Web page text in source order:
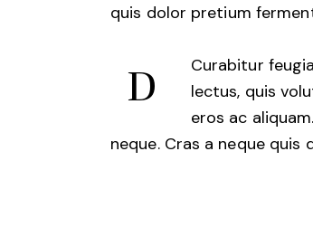
quis dolor pretium
D
Curabitur
lectus, quis
eros ac
neque. Cras a neque